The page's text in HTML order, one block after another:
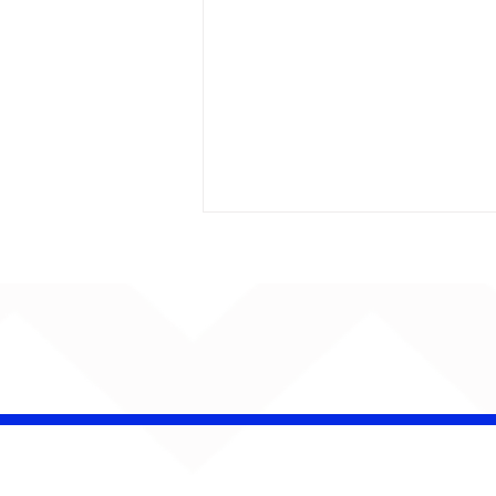
CHAMELEO acerta as